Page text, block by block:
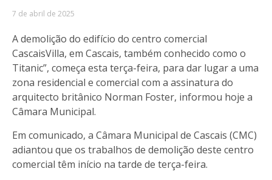
7 de abril de 2025
A demolição do edifício do centro comercial
CascaisVilla, em Cascais, também conhecido como o
Titanic”, começa esta terça-feira, para dar lugar a uma
zona residencial e comercial com a assinatura do
arquitecto britânico Norman Foster, informou hoje a
Câmara Municipal.
Em comunicado, a Câmara Municipal de Cascais (CMC)
adiantou que os trabalhos de demolição deste centro
comercial têm início na tarde de terça-feira.